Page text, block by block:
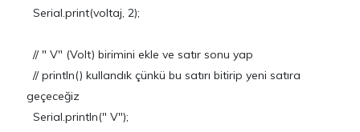
Serial.print(voltaj, 2);
// " V" (Volt) birimini ekle ve satır sonu yap
// println() kullandık çünkü bu satırı bitirip yeni satıra
geçeceğiz
Serial.println(" V");